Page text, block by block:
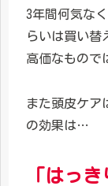
3年間何気な
らいは買い替
高価なもので
また頭皮ケア
の効果は…
「はっ